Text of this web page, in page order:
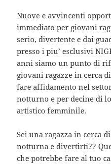
Nuove e avvincenti
immediato per giovani
serio, divertente e dai
presso i piu’ esclusivi
anni siamo un punto di
giovani ragazze in cerca
fare affidamento nel
notturno e per decine di
artistico femminile.
Sei una ragazza in cerca
notturna e divertirti??
che potrebbe fare al tuo